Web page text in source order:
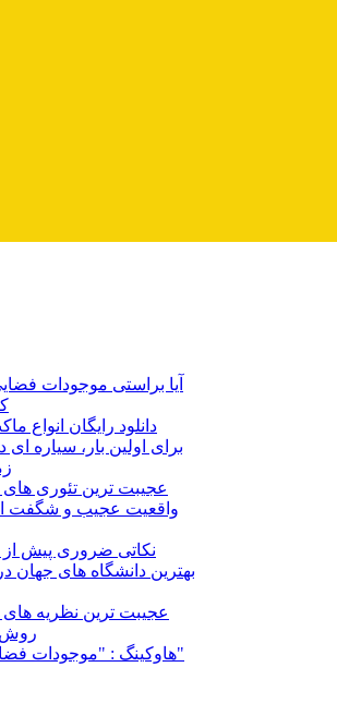
آیا براستی موجودات
دانلود رایگان انواع
برای اولین بار، سیاره
عجیبت ترین تئوری
نکاتی ضروری پیش
بهترین دانشگاه های جهان
عجیبت ترین نظریه
هاوكينگ : "موجودات فضايي وجود دارند"